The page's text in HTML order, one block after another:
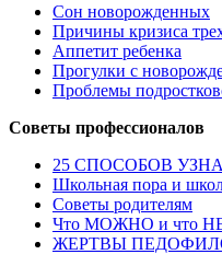
Сон новорожденных
Причины кризиса
Аппетит ребенка
Прогулки с
Проблемы
Советы профессионалов
25 СПОСОБОВ
Школьная пора и
Советы родителям
Что МОЖНО и что
ЖЕРТВЫ